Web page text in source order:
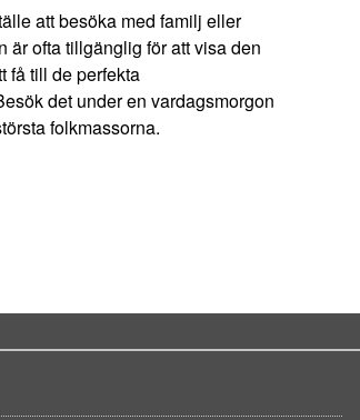
att besöka med familj eller
är ofta tillgänglig för att visa den
få till de perfekta
det under en vardagsmorgon
folkmassorna.